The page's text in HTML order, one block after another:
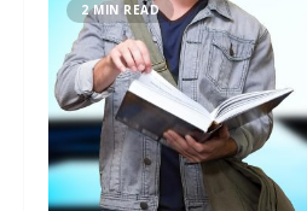
2 MIN READ